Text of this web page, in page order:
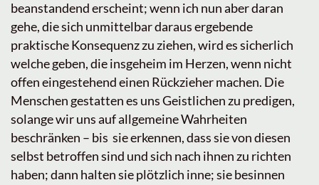
beanstandend erscheint; wenn ich nun aber daran
gehe, die sich unmittelbar daraus ergebende
praktische Konsequenz zu ziehen, wird es sicherlich
welche geben, die insgeheim im Herzen, wenn nicht
offen eingestehend einen Rückzieher machen. Die
Menschen gestatten es uns Geistlichen zu predigen,
solange wir uns auf allgemeine Wahrheiten
beschränken – bis sie erkennen, dass sie von diesen
selbst betroffen sind und sich nach ihnen zu richten
haben; dann halten sie plötzlich inne; sie besinnen